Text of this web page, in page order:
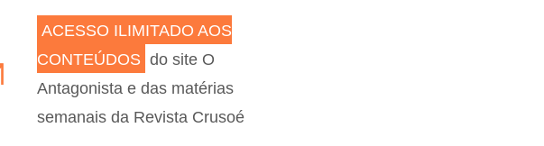
ACESSO ILIMITADO AOS
CONTEÚDOS do site O
Antagonista e das matérias
semanais da Revista Crusoé